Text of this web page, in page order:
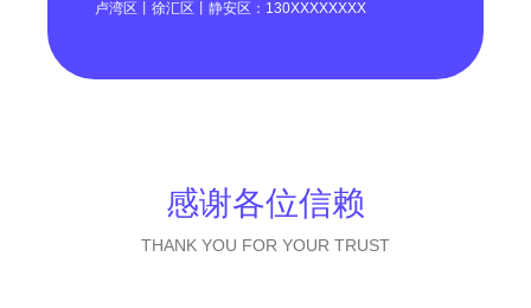
卢湾区丨徐汇区丨静安区：130XXXXXXXX
感谢各位信赖
THANK YOU FOR YOUR TRUST